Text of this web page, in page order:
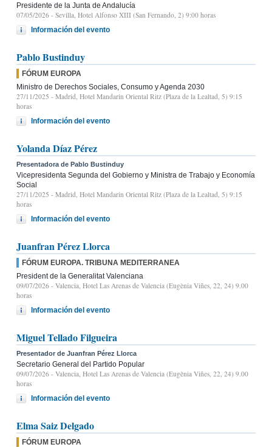
Presidente de la Junta de Andalucía
07/05/2026 - Sevilla, Hotel Alfonso XIII (San Fernando, 2) 9:00 horas
Información del evento
Pablo Bustinduy
FÓRUM EUROPA
Ministro de Derechos Sociales, Consumo y Agenda 2030
27/11/2025 - Madrid, Hotel Mandarin Oriental Ritz (Plaza de la Lealtad, 5) 9:15
horas
Información del evento
Yolanda Díaz Pérez
Presentadora de Pablo Bustinduy
Vicepresidenta Segunda del Gobierno y Ministra de Trabajo y Economía
Social
27/11/2025 - Madrid, Hotel Mandarin Oriental Ritz (Plaza de la Lealtad, 5) 9:15
horas
Información del evento
Juanfran Pérez Llorca
FÓRUM EUROPA. TRIBUNA MEDITERRANEA
President de la Generalitat Valenciana
09/07/2026 - Valencia, Hotel Las Arenas de Valencia (Eugènia Viñes, 22, 24) 9.00
horas
Información del evento
Miguel Tellado Filgueira
Presentador de Juanfran Pérez Llorca
Secretario General del Partido Popular
09/07/2026 - Valencia, Hotel Las Arenas de Valencia (Eugènia Viñes, 22, 24) 9.00
horas
Información del evento
Elma Saiz Delgado
FÓRUM EUROPA